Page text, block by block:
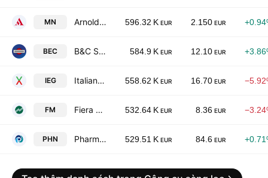
MN Arnoldo Mondadori Editore S.p.A. 596.32 K EUR 2.150 EUR
BEC B&C Speakers S.p.A. 584.9 K EUR 12.10 EUR
IEG Italian Exhibition Group SpA 558.62 K EUR 16.70 EUR
FM Fiera Milano SpA 532.64 K EUR 8.36 EUR
PHN PharmaNutra S.p.A. 529.51 K EUR 84.6 EUR